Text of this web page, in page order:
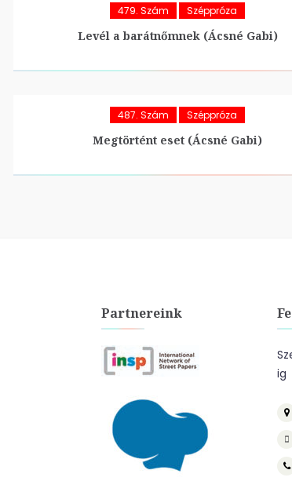
479. Szám Széppróza
Levél a barátnőmnek (Ácsné Gabi)
487. Szám Széppróza
Megtörtént eset (Ácsné Gabi)
Partnereink
ig